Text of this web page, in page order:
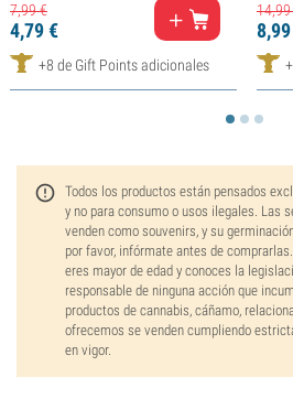
7,99€
4,79€
+8 de Gift Points adicionales
14,99
8,99
Todos los productos están pensados
y no para consumo o usos ilegales. Las
venden como souvenirs, y su
por favor, infórmate antes de
eres mayor de edad y conoces la
responsable de ninguna acción que
productos de cannabis, cáñamo,
ofrecemos se venden cumpliendo
en vigor.